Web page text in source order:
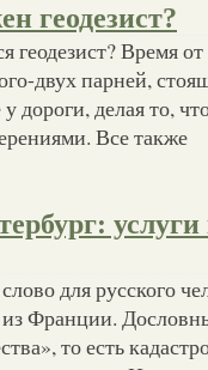
геодезист?
геодезист? Время
двух парней,
дороги, делая то,
Все также
услуги
для русского
Франции.
то есть